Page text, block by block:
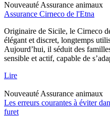
NouveautéAssurance animaux
Assurance Cirneco de l'Etna
Originaire de Sicile, le Cirneco
élégant et discret, longtemps
Aujourd’hui, il séduit des
sensible et actif, capable de
Lire
NouveautéAssurance animaux
Les erreurs courantes à éviter
furet